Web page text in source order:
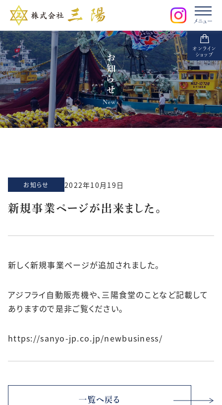
お知らせ
News
お知らせ 2022年10月19日
新規事業ページが出来ました。
新しく新規事業ページが追加されました。
アジフライ自動販売機や、三陽食堂のことなど記載して
ありますので是非ご覧ください。
https://sanyo-jp.co.jp/newbusiness/
一覧へ戻る
メニュー
オンライン
ショップ